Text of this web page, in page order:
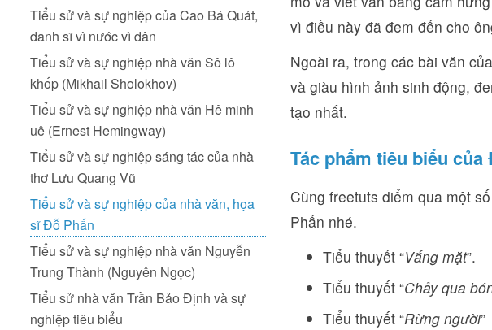
Tiểu sử và sự nghiệp của Cao Bá Quát,
danh sĩ vì nước vì dân
Tiểu sử và sự nghiệp nhà văn Sô lô
khốp (Mikhail Sholokhov)
Tiểu sử và sự nghiệp nhà văn Hê minh
uê (Ernest Hemingway)
Tiểu sử và sự nghiệp sáng tác của nhà
thơ Lưu Quang Vũ
Tiểu sử và sự nghiệp của nhà văn, họa
sĩ Đỗ Phấn
Tiểu sử và sự nghiệp nhà văn Nguyễn
Trung Thành (Nguyên Ngọc)
Tiểu sử nhà văn Trần Bảo Định và sự
nghiệp tiêu biểu
vì điều này đã đem đến cho
Ngoài ra, trong các bài văn
và giàu hình ảnh sinh động,
tạo nhất.
Tác phẩm tiêu biểu của
Cùng freetuts điểm qua một
Phấn nhé.
Tiểu thuyết “Vắng mặt”.
Tiểu thuyết “Chảy qua
Tiểu thuyết “Rừng người”